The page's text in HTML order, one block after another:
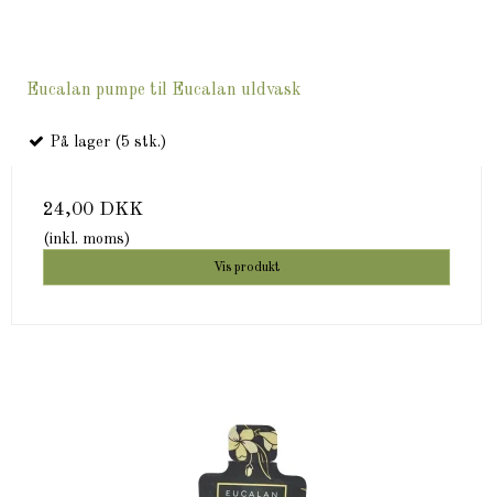
Eucalan pumpe til Eucalan uldvask
På lager (5 stk.)
24,00 DKK
(inkl. moms)
Vis produkt